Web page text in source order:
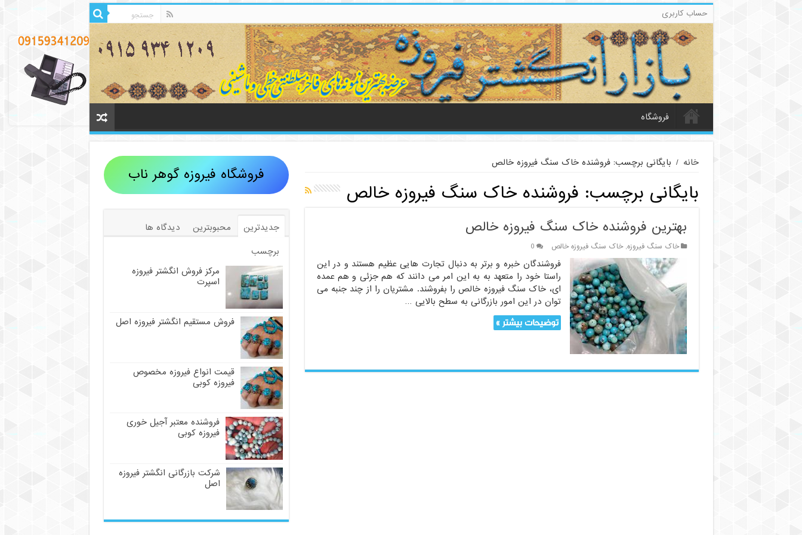
حساب کاربری
فروشگاه
خانه / بایگانی برچسب: فروشنده خاک سنگ فیروزه خالص
بایگانی برچسب: فروشنده خاک سنگ فیروزه خالص
بهترین فروشنده خاک سنگ فیروزه خالص
خاک سنگ فیروزه,خاک سنگ فیروزه خالص 0
فروشندگان خبره و برتر به دنبال تجارت هایی عظیم هستند و در این
راستا خود را متعهد به به این امر می دانند که هم جزئی و هم عمده
ای، خاک سنگ فیروزه خالص را بفروشند. مشتریان را از چند جنبه می
توان در این امور بازرگانی به سطح بالایی …
توضیحات بیشتر »
فروشگاه فیروزه گوهر ناب
جدیدترین محبوبترین
دیدگاه ها
برچسب
مرکز فروش انگشتر فیروزه
اسپرت
فروش مستقیم انگشتر فیروزه اصل
قیمت انواع فیروزه مخصوص
فیروزه کوبی
فروشنده معتبر آجیل خوری
فیروزه کوبی
شرکت بازرگانی انگشتر فیروزه
اصل